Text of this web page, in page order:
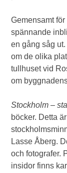
Gemensamt
spännande
en gång såg
om de olika
tullhuset vid
om
Stockholm –
böcker. Detta
Lasse Åberg.
och fotografer.
insidor finns